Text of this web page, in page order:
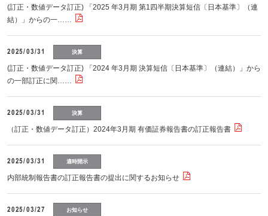
(訂正・数値データ訂正) 「2025 年3月期 第1四半期決算短信〔日本基準〕（連
結）」からの一……
2025/03/31 決算
(訂正・数値データ訂正) 「2024 年3月期 決算短信〔日本基準〕（連結）」から
の一部訂正に関……
2025/03/31 決算
（訂正・数値データ訂正）2024年3月期 有価証券報告書の訂正報告書
2025/03/31 適時開示
内部統制報告書の訂正報告書の提出に関するお知らせ
2025/03/27 お知らせ